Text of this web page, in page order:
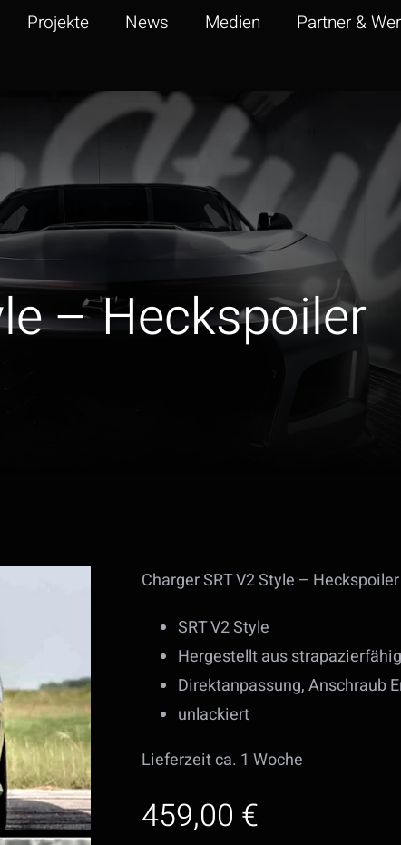
Projekte News Medien Partner &
– Heckspoiler
Charger SRT V2 Style – Heckspoiler
SRT V2 Style
Hergestellt aus
Direktanpassung, Anschraub
unlackiert
Lieferzeit ca. 1 Woche
459,00 €